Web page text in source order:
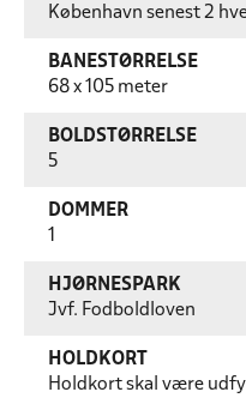
København senest 2
BANESTØRRELSE
68 x 105 meter
BOLDSTØRRELSE
5
DOMMER
HJØRNESPARK
Jvf. Fodboldloven
HOLDKORT
Holdkort skal være